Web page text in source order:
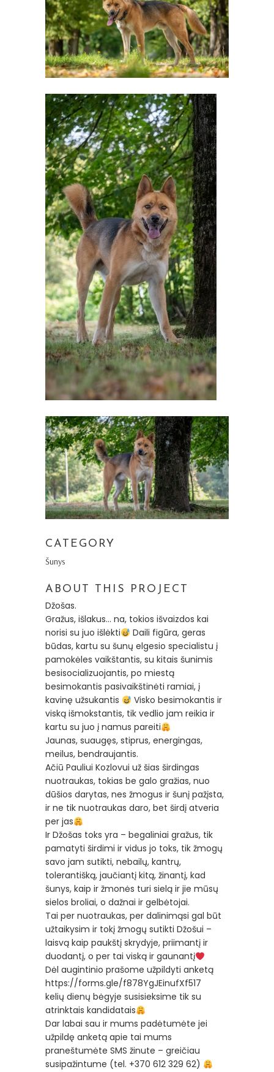
CATEGORY
Šunys
ABOUT THIS PROJECT
Džošas.
Gražus, išlakus… na, tokios išvaizdos kai
norisi su juo išlėkti
Daili figūra, geras
būdas, kartu su šunų elgesio specialistu į
pamokėles vaikštantis, su kitais šunimis
besisocializuojantis, po miestą
besimokantis pasivaikštinėti ramiai, į
kavinę užsukantis
Visko besimokantis ir
viską išmokstantis, tik vedlio jam reikia ir
kartu su juo į namus pareiti
Jaunas, suaugęs, stiprus, energingas,
meilus, bendraujantis.
Ačiū Pauliui Kozlovui už šias širdingas
nuotraukas, tokias be galo gražias, nuo
dūšios darytas, nes žmogus ir šunį pažįsta,
ir ne tik nuotraukas daro, bet širdį atveria
per jas
Ir Džošas toks yra – begaliniai gražus, tik
pamatyti širdimi ir vidus jo toks, tik žmogų
savo jam sutikti, nebailų, kantrų,
tolerantišką, jaučiantį kitą, žinantį, kad
šunys, kaip ir žmonės turi sielą ir jie mūsų
sielos broliai, o dažnai ir gelbėtojai.
Tai per nuotraukas, per dalinimąsi gal būt
užtaikysim ir tokį žmogų sutikti Džošui –
laisvą kaip paukštį skrydyje, priimantį ir
duodantį, o per tai viską ir gaunantį
Dėl augintinio prašome užpildyti anketą
https://forms.gle/f878YgJEinufXf517
kelių dienų bėgyje susisieksime tik su
atrinktais kandidatais
Dar labai sau ir mums padėtumėte jei
užpildę anketą apie tai mums
praneštumėte SMS žinute – greičiau
susipažintume (tel. +370 612 329 62)